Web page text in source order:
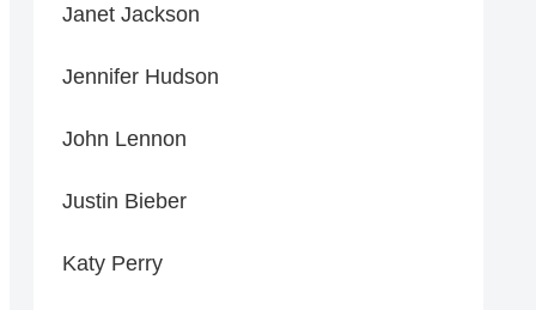
Janet Jackson
Jennifer Hudson
John Lennon
Justin Bieber
Katy Perry